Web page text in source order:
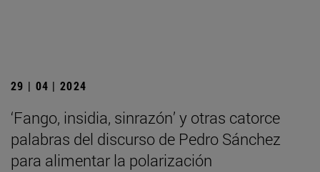
29 | 04 | 2024
‘Fango, insidia, sinrazón’ y otras catorce
palabras del discurso de Pedro Sánchez
para alimentar la polarización